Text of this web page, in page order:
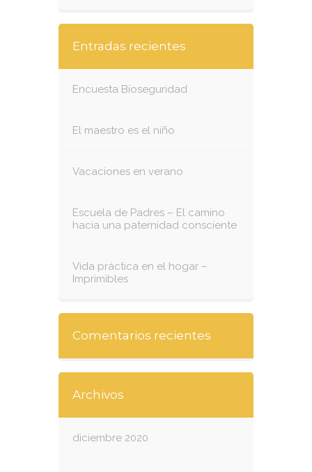
Entradas recientes
Encuesta Bioseguridad
El maestro es el niño
Vacaciones en verano
Escuela de Padres – El camino
hacia una paternidad consciente
Vida práctica en el hogar –
Imprimibles
Comentarios recientes
Archivos
diciembre 2020